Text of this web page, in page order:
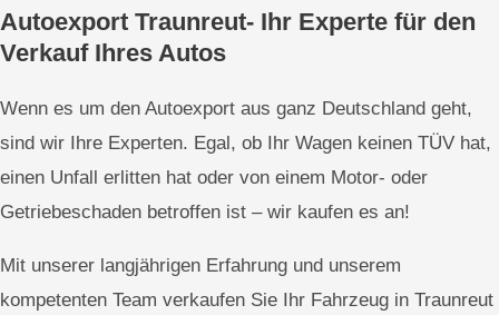
Autoexport Traunreut- Ihr Experte für den
Verkauf Ihres Autos
Wenn es um den Autoexport aus ganz Deutschland geht,
sind wir Ihre Experten. Egal, ob Ihr Wagen keinen TÜV hat,
einen Unfall erlitten hat oder von einem Motor- oder
Getriebeschaden betroffen ist – wir kaufen es an!
Mit unserer langjährigen Erfahrung und unserem
kompetenten Team verkaufen Sie Ihr Fahrzeug in Traunreut